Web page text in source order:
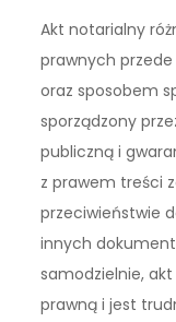
Akt notarialny
prawnych
oraz sposobem
sporządzony
publiczną i
z prawem treści
przeciwieństwie
innych
samodzielnie,
prawną i jest